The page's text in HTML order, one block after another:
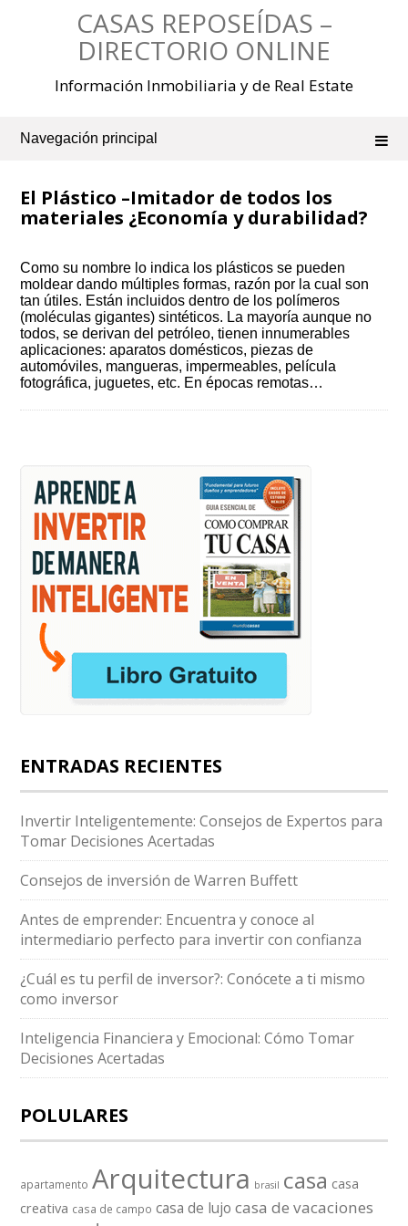
CASAS REPOSEÍDAS –
DIRECTORIO ONLINE
Información Inmobiliaria y de Real Estate
Navegación principal
El Plástico –Imitador de todos los
materiales ¿Economía y durabilidad?
Como su nombre lo indica los plásticos se pueden
moldear dando múltiples formas, razón por la cual son
tan útiles. Están incluidos dentro de los polímeros
(moléculas gigantes) sintéticos. La mayoría aunque no
todos, se derivan del petróleo, tienen innumerables
aplicaciones: aparatos domésticos, piezas de
automóviles, mangueras, impermeables, película
fotográfica, juguetes, etc. En épocas remotas…
ENTRADAS RECIENTES
Invertir Inteligentemente: Consejos de Expertos para
Tomar Decisiones Acertadas
Consejos de inversión de Warren Buffett
Antes de emprender: Encuentra y conoce al
intermediario perfecto para invertir con confianza
¿Cuál es tu perfil de inversor?: Conócete a ti mismo
como inversor
Inteligencia Financiera y Emocional: Cómo Tomar
Decisiones Acertadas
POLULARES
apartamento Arquitectura brasil casa casa
creativa casa de campo casa de lujo casa de vacaciones